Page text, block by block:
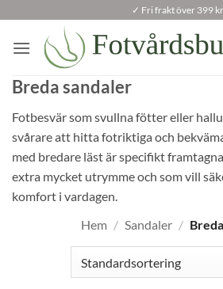
content
✓ Fri frakt över 399 kr
Breda sandaler
Fotbesvär som svullna fötter eller
svårare att hitta fotriktiga och
med bredare läst är specifikt
extra mycket utrymme och som vill
komfort i vardagen.
Hem / Sandaler /